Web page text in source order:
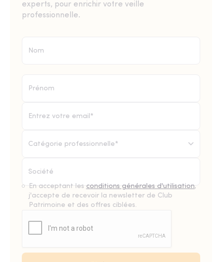
experts, pour enrichir votre veille
professionnelle.
Catégorie professionnelle*
En acceptant les conditions générales d'utilisation,
j'accepte de recevoir la newsletter de Club
Patrimoine et des offres ciblées.